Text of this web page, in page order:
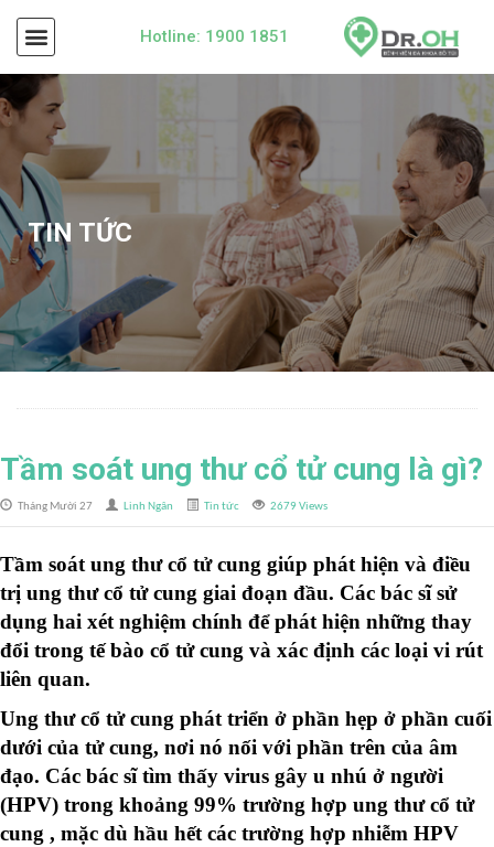
Hotline: 1900 1851
TIN TỨC
Tầm soát ung thư cổ tử cung là gì?
Tháng Mười 27 Linh Ngân Tin tức 2679 Views
Tầm soát ung thư cổ tử cung giúp phát hiện và điều
trị ung thư cổ tử cung giai đoạn đầu. Các bác sĩ sử
dụng hai xét nghiệm chính để phát hiện những thay
đổi trong tế bào cổ tử cung và xác định các loại vi rút
liên quan.
Ung thư cổ tử cung phát triển ở phần hẹp ở phần cuối
dưới của tử cung, nơi nó nối với phần trên của âm
đạo. Các bác sĩ tìm thấy virus gây u nhú ở người
(HPV) trong khoảng 99% trường hợp ung thư cổ tử
cung , mặc dù hầu hết các trường hợp nhiễm HPV